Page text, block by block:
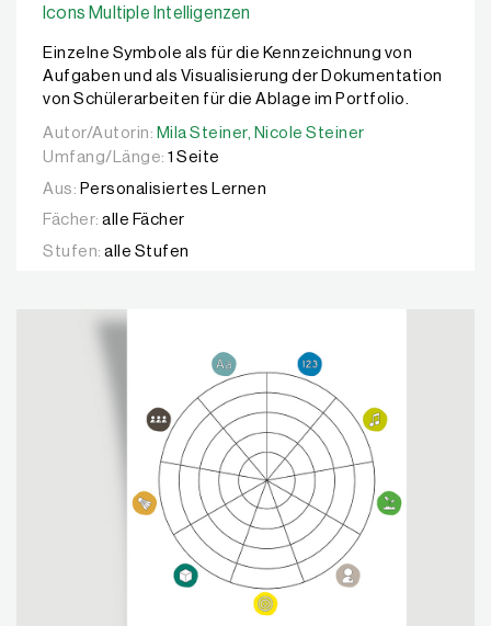
Icons Multiple Intelligenzen
Einzelne Symbole als für die Kennzeichnung von
Aufgaben und als Visualisierung der Dokumentation
von Schülerarbeiten für die Ablage im Portfolio.
Autor/Autorin: Mila Steiner, Nicole Steiner
Autor/Autorin: Mila Steiner, Nicole Steiner
Umfang/Länge: 1 Seite
Aus: Personalisiertes Lernen
Fächer: alle Fächer
Stufen: alle Stufen